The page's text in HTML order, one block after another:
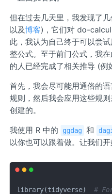
但在过去几天里，我发现了
以及博客)，它们对 do-
此，我认为自己终于可以尝
整公式。至于前门公式，我
的人已经完成了相关推导 (例
首先，我会尽可能用通俗的
规则，然后我会应用这些规
创建的。
我使用 R 中的 ggdag 和
以你也可以跟着做。让我们开
library(tidyverse)
#